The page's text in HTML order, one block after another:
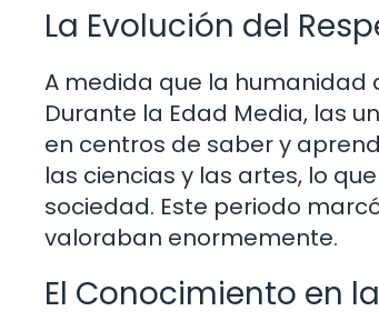
La Evolución del
A medida que la humanidad
Durante la Edad Media, las
en centros de saber y
las ciencias y las artes, lo
sociedad. Este periodo
valoraban enormemente.
El Conocimiento en